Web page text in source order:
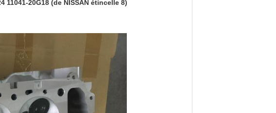
11041-20G18 (de NISSAN étincelle 8)